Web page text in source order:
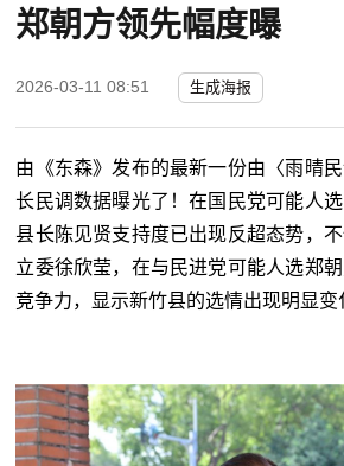
郑朝方领先幅度曝
2026-03-11 08:51 生成海报
由《东森》发布的最新一份由〈雨晴
长民调数据曝光了！在国民党可能人
县长陈见贤支持度已出现反超态势，
立委徐欣莹，在与民进党可能人选郑
竞争力，显示新竹县的选情出现明显变